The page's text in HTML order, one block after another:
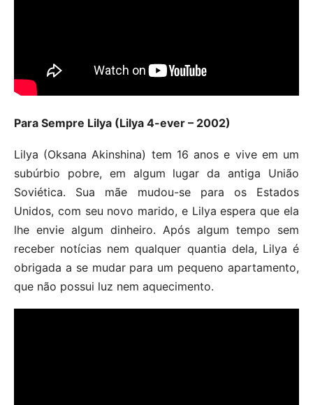
Para Sempre Lilya (Lilya 4-ever – 2002)
Lilya (Oksana Akinshina) tem 16 anos e vive em um
subúrbio pobre, em algum lugar da antiga União
Soviética. Sua mãe mudou-se para os Estados
Unidos, com seu novo marido, e Lilya espera que ela
lhe envie algum dinheiro. Após algum tempo sem
receber notícias nem qualquer quantia dela, Lilya é
obrigada a se mudar para um pequeno apartamento,
que não possui luz nem aquecimento.